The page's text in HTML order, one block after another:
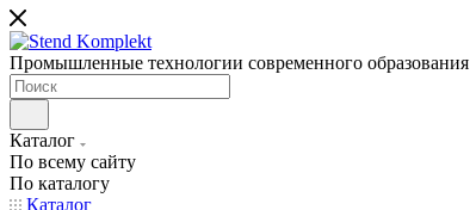
Промышленные технологии современного образования
Каталог
По всему сайту
По каталогу
Каталог